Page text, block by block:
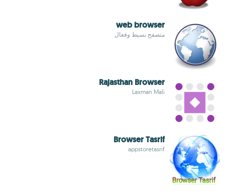
web browser
متصفح بسيط وفعال
Rajasthan Browser
Laxman Mali
Browser Tasrif
appstoretasrif